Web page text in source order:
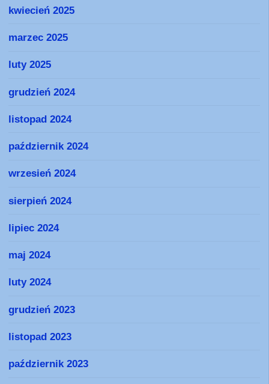
kwiecień 2025
marzec 2025
luty 2025
grudzień 2024
listopad 2024
październik 2024
wrzesień 2024
sierpień 2024
lipiec 2024
maj 2024
luty 2024
grudzień 2023
listopad 2023
październik 2023